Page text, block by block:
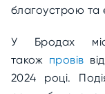
благоустрою та
У Бродах
також провів
2024 році.